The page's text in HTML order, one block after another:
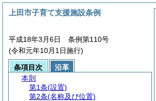
上田市子育て支援施設条例
平成18年3月6日 条例第110号
(令和元年10月1日施行)
条項目次
沿革
本則
第1条(設置)
第2条(名称及び位置)